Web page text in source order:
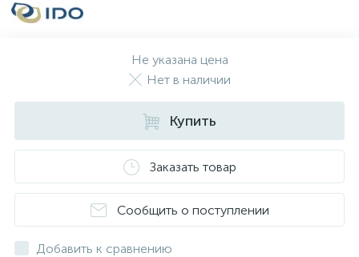
Не указана цена
Нет в наличии
Купить
Заказать товар
Сообщить о поступлении
Добавить к сравнению